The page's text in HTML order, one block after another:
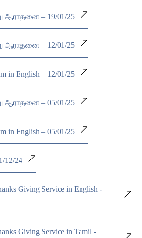
ஆராதனை – 19/01/25
ஆராதனை – 12/01/25
in English – 12/01/25
ஆராதனை – 05/01/25
in English – 05/01/25
12/24
Giving Service in English -
Giving Service in Tamil -